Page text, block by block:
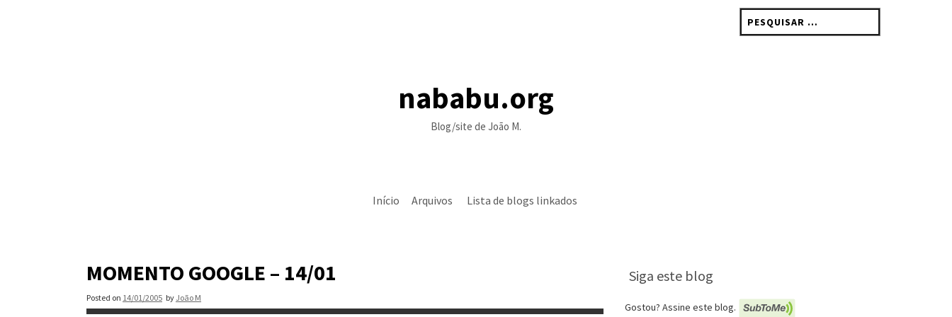
por:
nababu.org
Blog/site de João M.
Início Arquivos Lista de blogs linkados
MOMENTO GOOGLE – 14/01
Posted on 14/01/2005 by João M
Siga este blog
Gostou? Assine este blog.